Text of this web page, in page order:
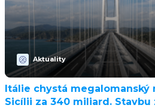
Aktuality
Itálie chystá megalomanský
Sicílii za 340 miliard. Stavbu